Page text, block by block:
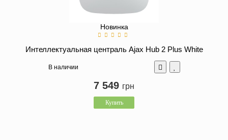
Новинка
Интеллектуальная централь Ajax Hub 2 Plus White
В наличии
7 549 грн
Купить